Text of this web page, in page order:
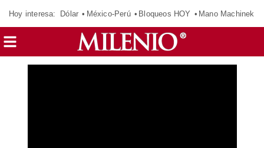
Hoy interesa: Dólar México-Perú Bloqueos HOY Mano Machinek